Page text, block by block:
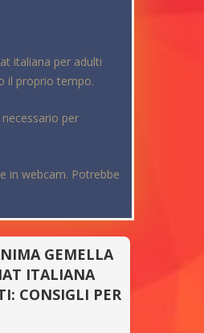
italiana per adulti
il proprio tempo.
per
in webcam. Potrebbe
GEMELLA
ITALIANA
CONSIGLI PER